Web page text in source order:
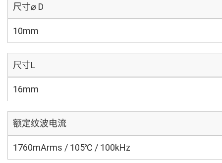
尺寸⌀ D
10mm
尺寸L
16mm
额定纹波电流
1760mArms / 105℃ / 100kHz